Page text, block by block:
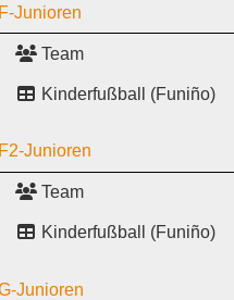
F-Junioren
Team
Kinderfußball (Funiño)
F2-Junioren
Team
Kinderfußball (Funiño)
Junioren